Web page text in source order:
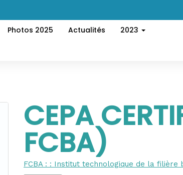
Photos 2025 Actualités 2023
CEPA
FCBA)
FCBA : : Institut technologique de la filière